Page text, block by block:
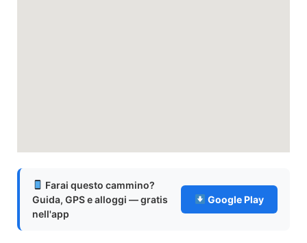
Farai questo cammino?
Guida, GPS e alloggi — gratis
nell'app
Google Play